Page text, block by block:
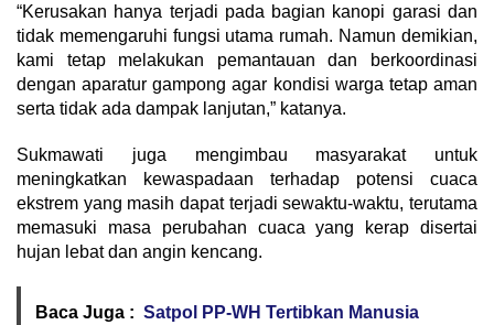
“Kerusakan hanya terjadi pada bagian kanopi garasi dan
tidak memengaruhi fungsi utama rumah. Namun demikian,
kami tetap melakukan pemantauan dan berkoordinasi
dengan aparatur gampong agar kondisi warga tetap aman
serta tidak ada dampak lanjutan,” katanya.
Sukmawati juga mengimbau masyarakat untuk
meningkatkan kewaspadaan terhadap potensi cuaca
ekstrem yang masih dapat terjadi sewaktu-waktu, terutama
memasuki masa perubahan cuaca yang kerap disertai
hujan lebat dan angin kencang.
Baca Juga : Satpol PP-WH Tertibkan Manusia